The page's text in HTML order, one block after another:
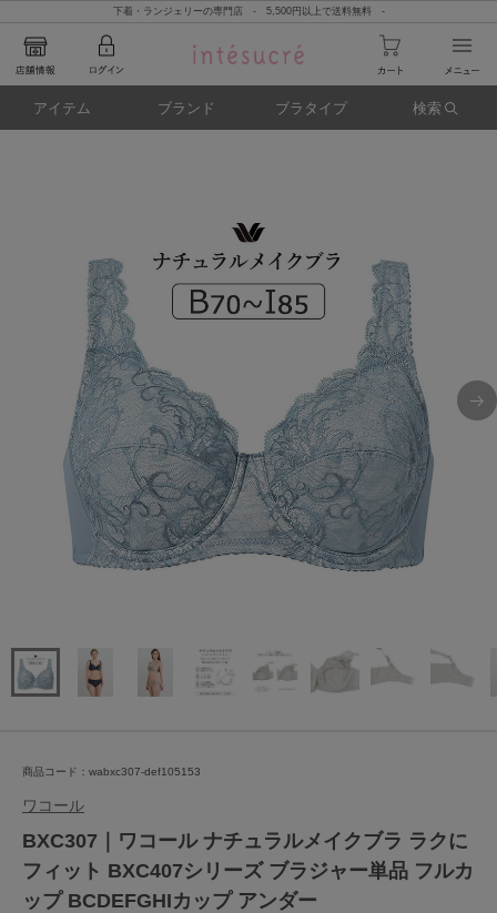
下着・ランジェリーの専門店 - 5,500円以上で送料無料 -
アイテム ブランド ブラタイプ 検索
商品コード：wabxc307-def105153
ワコール
BXC307｜ワコール ナチュラルメイクブラ ラクに
フィット BXC407シリーズ ブラジャー単品 フルカ
ップ BCDEFGHIカップ アンダー